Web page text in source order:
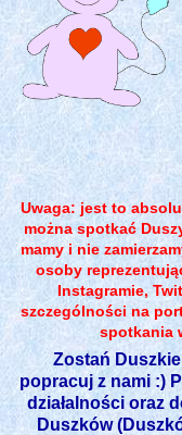
Uwaga: jest to
można spotkać
mamy i nie
osoby
Instagramie,
szczególności na
spotkania
Zostań
popracuj z nami :)
działalności oraz
Duszków